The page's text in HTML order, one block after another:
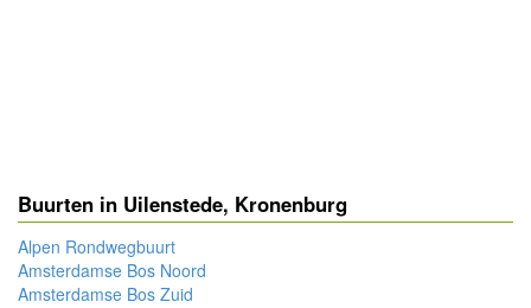
Buurten in Uilenstede, Kronenburg
Alpen Rondwegbuurt
Amsterdamse Bos Noord
Amsterdamse Bos Zuid